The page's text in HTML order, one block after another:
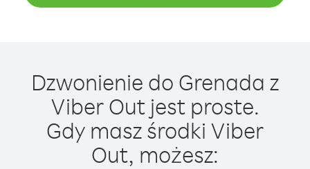
Dzwonienie do Grenada z
Viber Out jest proste.
Gdy masz środki Viber
Out, możesz: